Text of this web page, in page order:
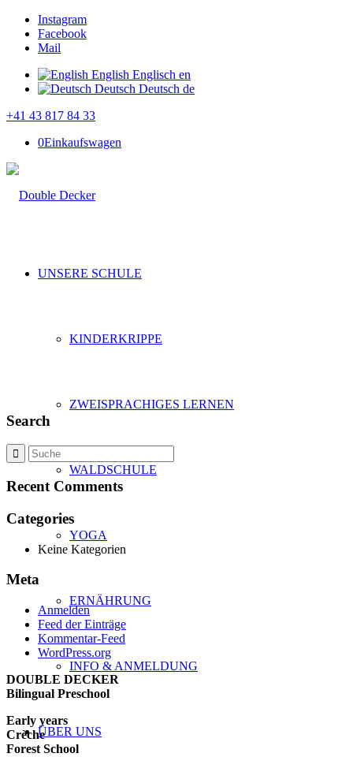
Instagram
Facebook
Mail
English Englisch en
Deutsch Deutsch de
+41 43 817 84 33
0Einkaufswagen
UNSERE SCHULE
KINDERKRIPPE
ZWEISPRACHIGES LERNEN
WALDSCHULE
YOGA
ERNÄHRUNG
INFO & ANMELDUNG
ÜBER UNS
Search
Recent Comments
Categories
Keine Kategorien
Meta
Anmelden
Feed der Einträge
Kommentar-Feed
WordPress.org
DOUBLE DECKER
Bilingual Preschool
Early years
Crèche
Forest School